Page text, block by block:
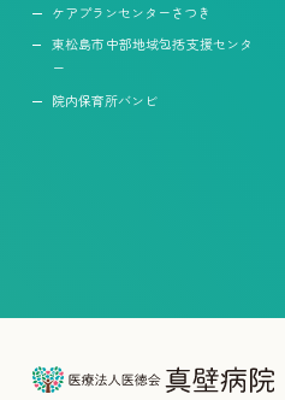
ケアプランセンターさつき
東松島市中部地域包括支援センタ
ー
院内保育所バンビ